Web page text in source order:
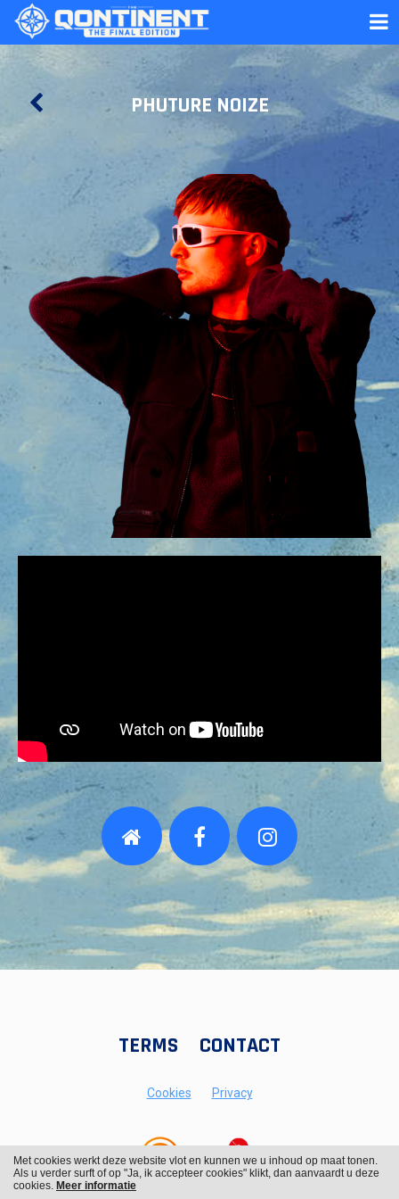
PHUTURE NOIZE
TERMS CONTACT
Cookies Privacy
Met cookies werkt deze website vlot en kunnen we u inhoud op maat tonen.
Als u verder surft of op "Ja, ik accepteer cookies" klikt, dan aanvaardt u deze
cookies. Meer informatie